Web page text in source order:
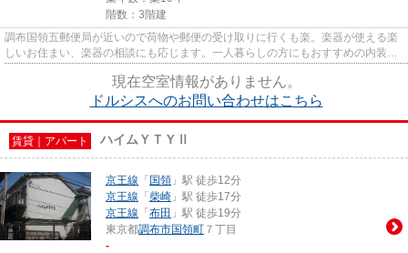
階数：3階建
調布国領五郵便局が近いので荷物や郵便の受け取りに行くも楽。楽器が使える楽
しいお住まい、楽器の相談にも応じます。一人暮らしの方にもおすすめの内装に
現在空室情報がありません。
ドルシスへのお問い合わせはこちら
賃貸｜アパート ハイムＹＴＹⅡ
京王線 「 国領 」駅 徒歩12分
京王線 「 柴崎 」駅 徒歩17分
京王線 「 布田 」駅 徒歩19分
東京都調布市国領町 ７丁目
-